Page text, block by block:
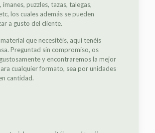
imanes, puzzles, tazas, talegas,
los cuales además se pueden
a gusto del cliente.
que necesitéis, aquí tenéis
Preguntad sin compromiso, os
y encontraremos la mejor
cualquier formato, sea por unidades
cantidad.